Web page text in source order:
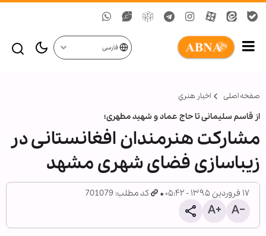
فارسی
صفحه اصلی اخبار هنري
از قاسم سلیمانی تا حاج عماد و شهید مطهری؛
مشارکت هنرمندان افغانستانی در
زیباسازی فضای شهری مشهد
۱۷ فروردین ۱۳۹۵ - ۰۵:۴۲ کد مطلب: 701079